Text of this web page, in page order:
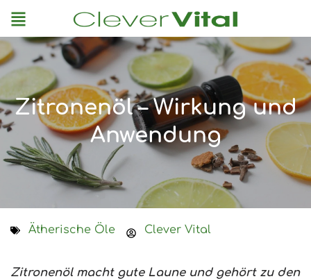
Menu
Zitronenöl – Wirkung und
Anwendung
Ätherische Öle Clever Vital
Zitronenöl macht gute Laune und gehört zu den